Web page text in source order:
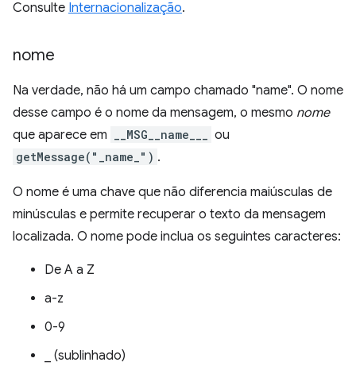
Consulte Internacionalização.
nome
Na verdade, não há um campo chamado "name". O nome
desse campo é o nome da mensagem, o mesmo nome
que aparece em
__MSG__name___ ou
getMessage("_name_") .
O nome é uma chave que não diferencia maiúsculas de
minúsculas e permite recuperar o texto da mensagem
localizada. O nome pode inclua os seguintes caracteres:
De A a Z
a-z
0-9
_ (sublinhado)